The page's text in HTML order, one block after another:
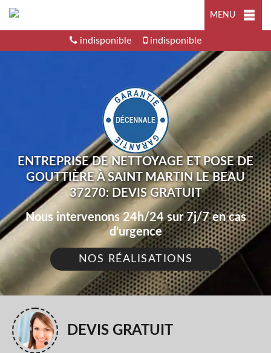
MENU
indisponible indisponible
ENTREPRISE DE NETTOYAGE ET POSE DE
GOUTTIÈRE À SAINT MARTIN LE BEAU
37270: DEVIS GRATUIT
Nous intervenons 24h/24 sur 7j/7 en cas
d'urgence
NOS RÉALISATIONS
DEVIS GRATUIT